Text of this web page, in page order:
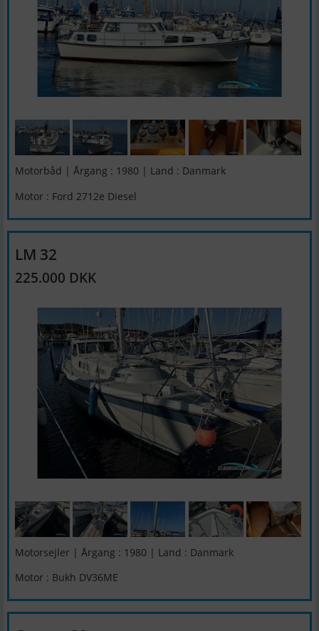
Motorbåd | Årgang : 1980 | Land : Danmark
Motor : Ford 2712e Diesel
LM 32
225.000 DKK
Motorsejler | Årgang : 1980 | Land : Danmark
Motor : Bukh DV36ME